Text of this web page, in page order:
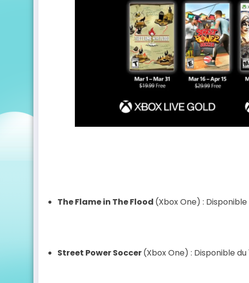
The Flame in The Flood (Xbox One) : Disponible
Street Power Soccer(Xbox One) : Disponible du